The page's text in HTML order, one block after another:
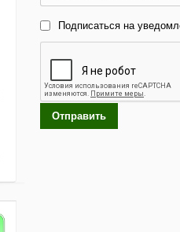
Подписаться на
Отправить